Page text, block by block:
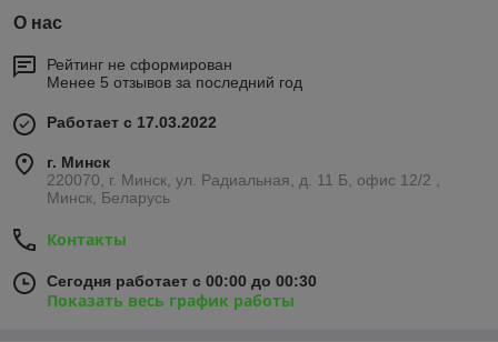
О нас
Рейтинг не сформирован
Менее 5 отзывов за последний год
Работает с 17.03.2022
г. Минск
220070, г. Минск, ул. Радиальная, д. 11 Б, офис 12/2 ,
Минск, Беларусь
Контакты
Сегодня работает с 00:00 до 00:30
Показать весь график работы